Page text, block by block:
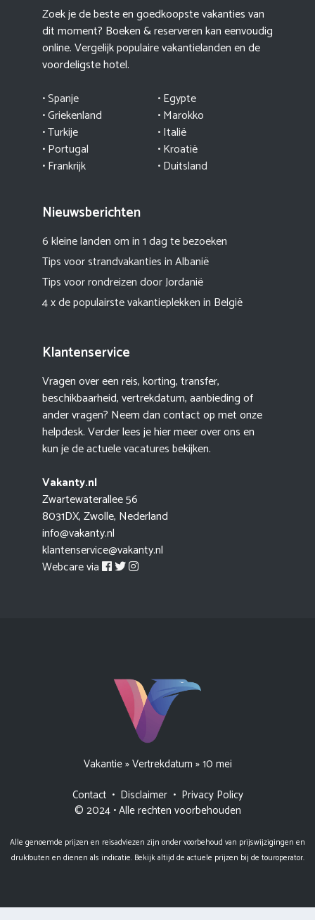
Zoek je de beste en goedkoopste vakanties van
dit moment? Boeken & reserveren kan eenvoudig
online. Vergelijk populaire vakantielanden en de
voordeligste hotel.
• Spanje
• Griekenland
• Turkije
•Portugal
• Frankrijk
• Egypte
•Marokko
• Italië
•Kroatië
• Duitsland
Nieuwsberichten
6 kleine landen om in 1 dag te bezoeken
Tips voor strandvakanties in Albanië
Tips voor rondreizen door Jordanië
4 x de populairste vakantieplekken in België
Klantenservice
Vragen over een reis, korting, transfer,
beschikbaarheid, vertrekdatum, aanbieding of
ander vragen? Neem dan contact op met onze
helpdesk. Verder lees je hier meerover onsen
kun je de actuelevacaturesbekijken.
Vakanty.nl
Zwartewaterallee 56
8031DX, Zwolle, Nederland
info@vakanty.nl
klantenservice@vakanty.nl
Webcare via
Vakantie»Vertrekdatum »10 mei
Contact• Disclaimer• Privacy Policy
© 2024 • Alle rechten voorbehouden
Alle genoemde prijzen en reisadviezen zijn onder voorbehoud van prijswijzigingen en
drukfouten en dienen als indicatie. Bekijk altijd de actuele prijzen bij de touroperator.